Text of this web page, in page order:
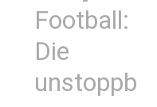
Football:
Die
unstoppb